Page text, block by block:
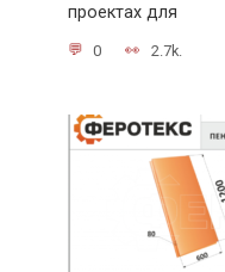
проектах для
0 2.7k.